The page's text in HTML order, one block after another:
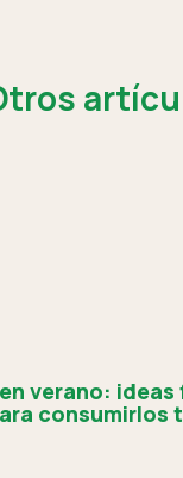
verano: ideas
consumirlos